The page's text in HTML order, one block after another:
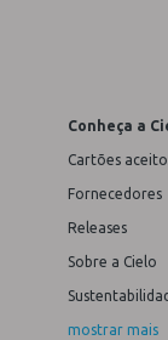
Conheça a
Cartões
Fornecedores
Releases
Sobre a Cielo
mostrar mais